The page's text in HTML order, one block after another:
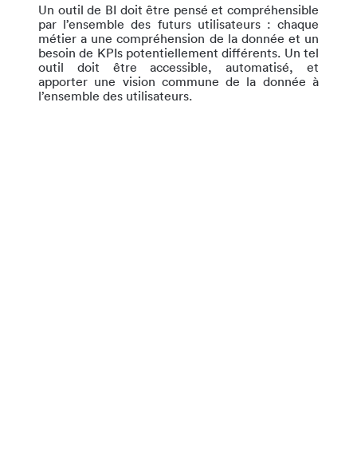
Un outil de BI doit être pensé et compréhensible
par l’ensemble des futurs utilisateurs : chaque
métier a une compréhension de la donnée et un
besoin de KPIs potentiellement différents. Un tel
outil doit être accessible, automatisé, et
apporter une vision commune de la donnée à
l’ensemble des utilisateurs.